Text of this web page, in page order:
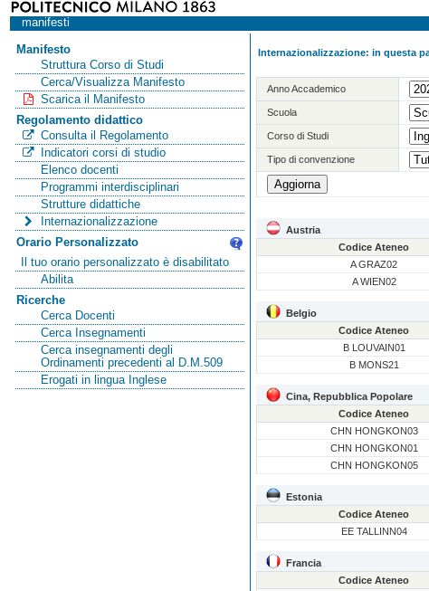
manifesti
Manifesto
Struttura Corso di Studi
Cerca/Visualizza Manifesto
Scarica il Manifesto
Regolamento didattico
Consulta il Regolamento
Indicatori corsi di studio
Elenco docenti
Programmi interdisciplinari
Strutture didattiche
Internazionalizzazione
Orario Personalizzato
Il tuo orario personalizzato è disabilitato
Abilita
Ricerche
Cerca Docenti
Cerca Insegnamenti
Cerca insegnamenti degli
Ordinamenti precedenti al D.M.509
Erogati in lingua Inglese
Internazionalizzazione: in questa
Anno Accademico
Scuola
Corso di Studi
Tipo di convenzione
Austria
Codice Ateneo
A GRAZ02
A WIEN02
Belgio
Codice Ateneo
B LOUVAIN01
B MONS21
Cina, Repubblica Popolare
Codice Ateneo
CHN HONGKON03
CHN HONGKON01
CHN HONGKON05
Estonia
Codice Ateneo
EE TALLINN04
Francia
Codice Ateneo